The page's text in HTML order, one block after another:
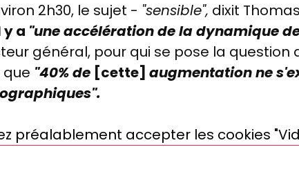
2h30, le sujet - "sensible", dixit
y a "une accélérationde la dynamique
général, pour qui se pose la
"40% de [cette] augmentation ne
préalablement accepter les cookies